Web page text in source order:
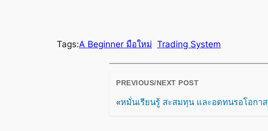
Tags:A Beginner มือใหม่ Trading System
PREVIOUS/NEXT POST
«หมั่นเรียนรู้ สะสมทุน และอดทนรอโอกาส